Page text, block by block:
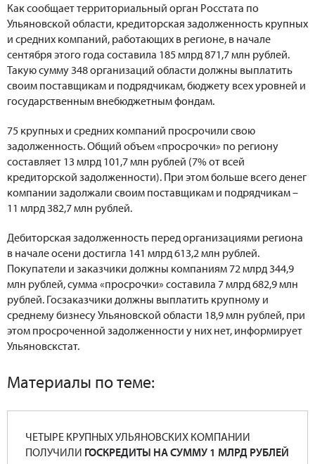
Как сообщает территориальный орган Росстата по
Ульяновской области, кредиторская задолженность крупных
и средних компаний, работающих в регионе, в начале
сентября этого года составила 185 млрд 871,7 млн рублей.
Такую сумму 348 организаций области должны выплатить
своим поставщикам и подрядчикам, бюджету всех уровней и
государственным внебюджетным фондам.
75 крупных и средних компаний просрочили свою
задолженность. Общий объем «просрочки» по региону
составляет 13 млрд 101,7 млн рублей (7% от всей
кредиторской задолженности). При этом больше всего денег
компании задолжали своим поставщикам и подрядчикам –
11 млрд 382,7 млн рублей.
Дебиторская задолженность перед организациями региона
в начале осени достигла 141 млрд 613,2 млн рублей.
Покупатели и заказчики должны компаниям 72 млрд 344,9
млн рублей, сумма «просрочки» составила 7 млрд 682,9 млн
рублей. Госзаказчики должны выплатить крупному и
среднему бизнесу Ульяновской области 18,9 млн рублей, при
этом просроченной задолженности у них нет, информирует
Ульяновскстат.
Материалы по теме:
ЧЕТЫРЕ КРУПНЫХ УЛЬЯНОВСКИХ КОМПАНИИ
ПОЛУЧИЛИ ГОСКРЕДИТЫ НА СУММУ 1 МЛРД РУБЛЕЙ